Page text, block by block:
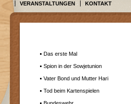
VERANSTALTUNGEN
KONTAKT
Das erste Mal
Spion in der Sowjetunion
Vater Bond und Mutter Hari
Tod beim Kartenspielen